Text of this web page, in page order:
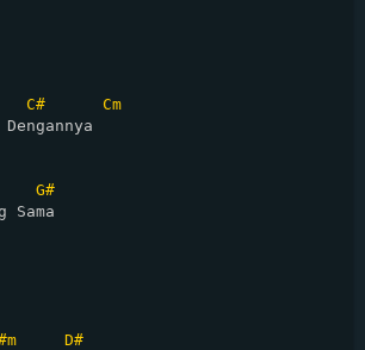
C#
Cm
G#
Sama
D#